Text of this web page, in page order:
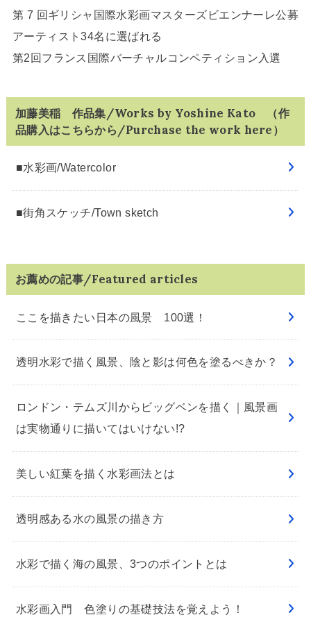
第 7 回ギリシャ国際水彩画マスターズビエンナーレ公募
アーティスト34名に選ばれる
第2回フランス国際バーチャルコンペティション入選
加藤美稲 作品集/Works by Yoshine Kato （作
品購入はこちらから/Purchase the work here）
■水彩画/Watercolor
■街角スケッチ/Town sketch
お薦めの記事/Featured articles
ここを描きたい日本の風景 100選！
透明水彩で描く風景、陰と影は何色を塗るべきか？
ロンドン・テムズ川からビッグベンを描く｜風景画
は実物通りに描いてはいけない!?
美しい紅葉を描く水彩画法とは
透明感ある水の風景の描き方
水彩で描く海の風景、3つのポイントとは
水彩画入門 色塗りの基礎技法を覚えよう！